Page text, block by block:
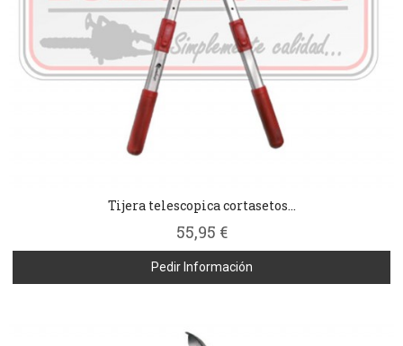
Tijera telescopica cortasetos...
55,95 €
Pedir Información